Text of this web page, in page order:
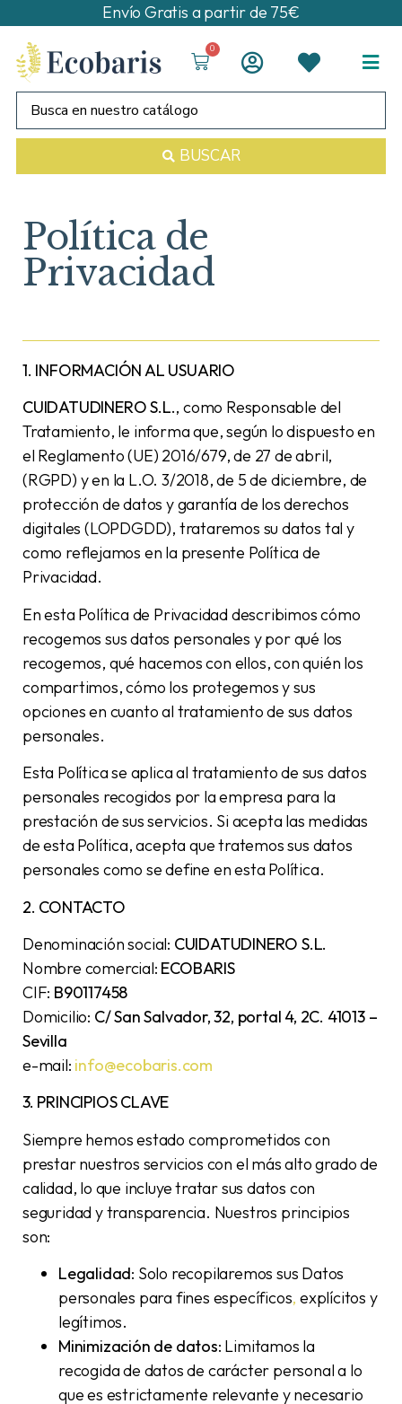
Envío Gratis a partir de 75€
0
BUSCAR
Política de
Privacidad
1. INFORMACIÓN AL USUARIO
CUIDATUDINERO S.L., como Responsable del
Tratamiento, le informa que, según lo dispuesto en
el Reglamento (UE) 2016/679, de 27 de abril,
(RGPD) y en la L.O. 3/2018, de 5 de diciembre, de
protección de datos y garantía de los derechos
digitales (LOPDGDD), trataremos su datos tal y
como reflejamos en la presente Política de
Privacidad.
En esta Política de Privacidad describimos cómo
recogemos sus datos personales y por qué los
recogemos, qué hacemos con ellos, con quién los
compartimos, cómo los protegemos y sus
opciones en cuanto al tratamiento de sus datos
personales.
Esta Política se aplica al tratamiento de sus datos
personales recogidos por la empresa para la
prestación de sus servicios. Si acepta las medidas
de esta Política, acepta que tratemos sus datos
personales como se define en esta Política.
2. CONTACTO
Denominación social: CUIDATUDINERO S.L.
Nombre comercial: ECOBARIS
CIF: B90117458
Domicilio: C/ San Salvador, 32, portal 4, 2C. 41013 –
Sevilla
e-mail: info@ecobaris.com
3. PRINCIPIOS CLAVE
Siempre hemos estado comprometidos con
prestar nuestros servicios con el más alto grado de
calidad, lo que incluye tratar sus datos con
seguridad y transparencia. Nuestros principios
son:
Legalidad: Solo recopilaremos sus Datos
personales para fines específicos, explícitos y
legítimos.
Minimización de datos: Limitamos la
recogida de datos de carácter personal a lo
que es estrictamente relevante y necesario